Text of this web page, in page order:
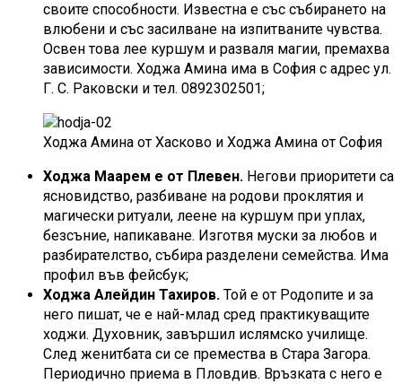
своите способности. Известна е със събирането на
влюбени и със засилване на изпитваните чувства.
Освен това лее куршум и разваля магии, премахва
зависимости. Ходжа Амина има в София с адрес ул.
Г. С. Раковски и тел. 0892302501;
Ходжа Амина от Хасково и Ходжа Амина от София
Ходжа Маарем е от Плевен. Негови приоритети са
ясновидство, разбиване на родови проклятия и
магически ритуали, леене на куршум при уплах,
безсъние, напикаване. Изготвя муски за любов и
разбирателство, събира разделени семейства. Има
профил във фейсбук;
Ходжа Алейдин Тахиров. Той е от Родопите и за
него пишат, че е най-млад сред практикуващите
ходжи. Духовник, завършил ислямско училище.
След женитбата си се премества в Стара Загора.
Периодично приема в Пловдив. Връзката с него е